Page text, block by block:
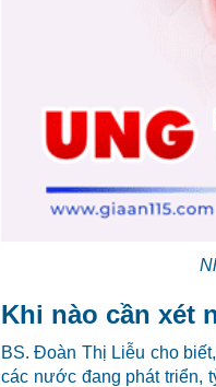
Khi nào cần xét
BS. Đoàn Thị Liễu cho
các nước đang phát triển,